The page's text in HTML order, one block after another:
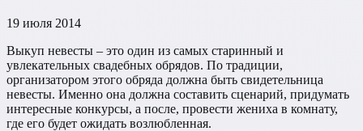
19 июля 2014
Выкуп невесты – это один из самых старинный и
увлекательных свадебных обрядов. По традиции,
организатором этого обряда должна быть свидетельница
невесты. Именно она должна составить сценарий, придумать
интересные конкурсы, а после, провести жениха в комнату,
где его будет ожидать возлюбленная.